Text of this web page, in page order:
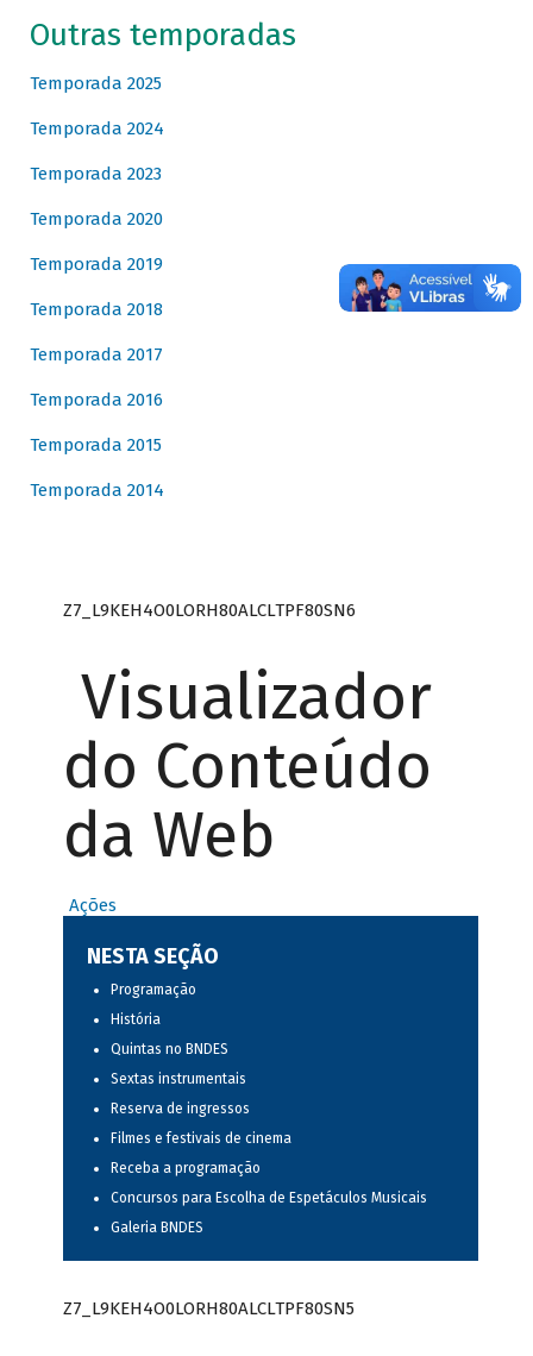
Outras temporadas
Temporada 2025
Temporada 2024
Temporada 2023
Temporada 2020
Temporada 2019
Temporada 2018
Temporada 2017
Temporada 2016
Temporada 2015
Temporada 2014
Z7_L9KEH4O0LORH80ALCLTPF80SN6
Visualizador
do Conteúdo
da Web
Ações
NESTA SEÇÃO
Programação
História
Quintas no BNDES
Sextas instrumentais
Reserva de ingressos
Filmes e festivais de cinema
Receba a programação
Concursos para Escolha de Espetáculos Musicais
Galeria BNDES
Z7_L9KEH4O0LORH80ALCLTPF80SN5